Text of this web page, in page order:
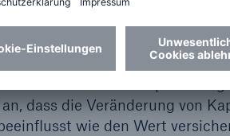
Liability-Management
der MR AG und steht im
des
und anderen
dass die Veränderung von
wie den Wert